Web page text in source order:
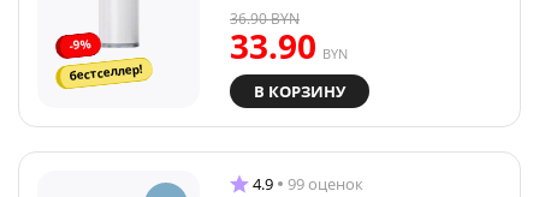
-9%
бестселлер!
33.90 BYN
36.90BYN
В КОРЗИНУ
4.9 99 оценок